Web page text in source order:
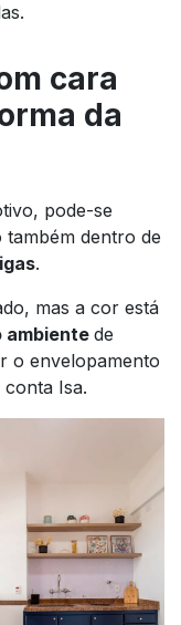
cara
da
pode-se
dentro de
.
mas a cor está
ambiente de
o envelopamento
conta Isa.